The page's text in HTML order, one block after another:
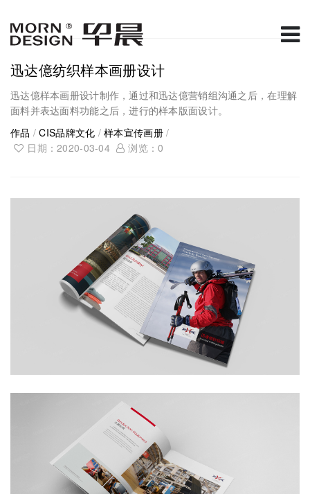
迅达億纺织样本画册设计
迅达億样本画册设计制作，通过和迅达億营销组沟通之后，在理解
面料并表达面料功能之后，进行的样本版面设计。
作品 /CIS品牌文化 /样本宣传画册/
日期：2020-03-04
浏览：0